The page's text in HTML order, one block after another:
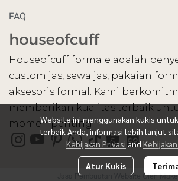
Website ini menggunakan kukis
terbaik Anda, informasi lebih lanjut
Kebijakan Privasi and
Atur Kukis
FAQ
Houseofcuff formale adalah
custom jas, sewa jas, pakaian
aksesoris formal. Kami
memberikan kualitas terbaik
momen penting.
Jasa Pembuatan Website Oleh